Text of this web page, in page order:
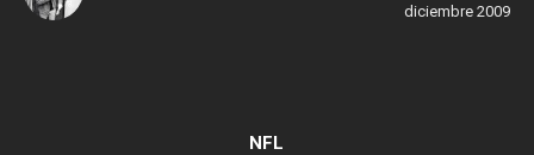
diciembre 2009
NFL